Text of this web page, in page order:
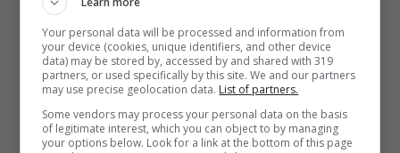
dell’Emilia Romagna
L’evento di Misano sarà trasmesso in
diretta su Sky Sport MotoGP e su DAZN,
TV8 al momento prevede la trasmissione
Your personal data will be processed and information from
your device (cookies, unique identifiers, and other device
data) may be stored by, accessed by and shared with 319
partners, or used specifically by this site. We and our partners
may use precise geolocation data. List of partners.
Some vendors may process your personal data on the basis
of legitimate interest, which you can object to by managing
your options below. Look for a link at the bottom of this page